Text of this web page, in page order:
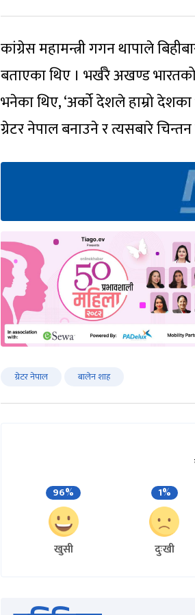
कांग्रेस महामन्त्री गगन थापाले
बताएका थिए । भर्खरै अखण्ड
भनेका थिए, ‘अर्को देशले हाम्रो
ग्रेटर नेपाल बनाउने र त्यसबारे
ग्रेटर नेपाल बालेन शाह
96%
खुसी
1%
दुःखी